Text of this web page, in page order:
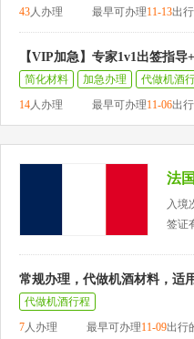
43人办理 最早可办理11-13出
【VIP加急】专家1v1出签指
简化材料
加急办理
代做机酒
14人办理 最早可办理11-06出
法
入境
签证
常规办理，代做机酒材料，适
代做机酒行程
7人办理 最早可办理11-09出行